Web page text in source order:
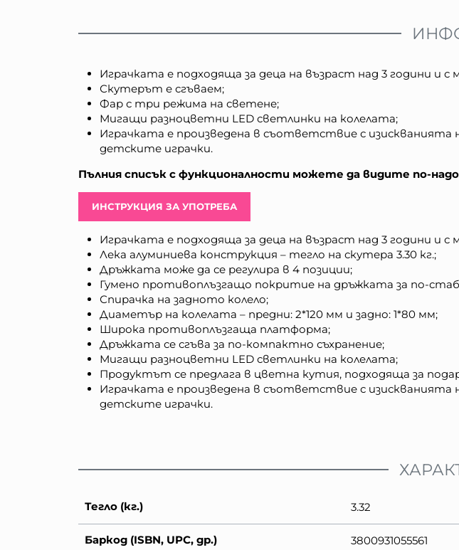
Играчката е подходяща за деца на възраст над 3 години и с
Скутерът е сгъваем;
Фар с три режима на светене;
Мигащи разноцветни LED светлинки на колелата;
Играчката е произведена в съответствие с
детските играчки.
Пълния списък с функционалности можете да видите по-
ИНСТРУКЦИЯ ЗА УПОТРЕБА
Играчката е подходяща за деца на възраст над 3 години и с
Лека алуминиева конструкция – тегло на скутера 3.30 кг.;
Дръжката може да се регулира в 4 позиции;
Гумено противоплъзгащо покритие на дръжката за по-
Спирачка на задното колело;
Диаметър на колелата – предни: 2*120 мм и задно: 1*80 мм;
Широка противоплъзгаща платформа;
Дръжката се сгъва за по-компактно съхранение;
Мигащи разноцветни LED светлинки на колелата;
Продуктът се предлага в цветна кутия, подходяща за
Играчката е произведена в съответствие с
детските играчки.
Тегло (кг.) 3.32
Баркод (ISBN, UPC, др.) 3800931055561